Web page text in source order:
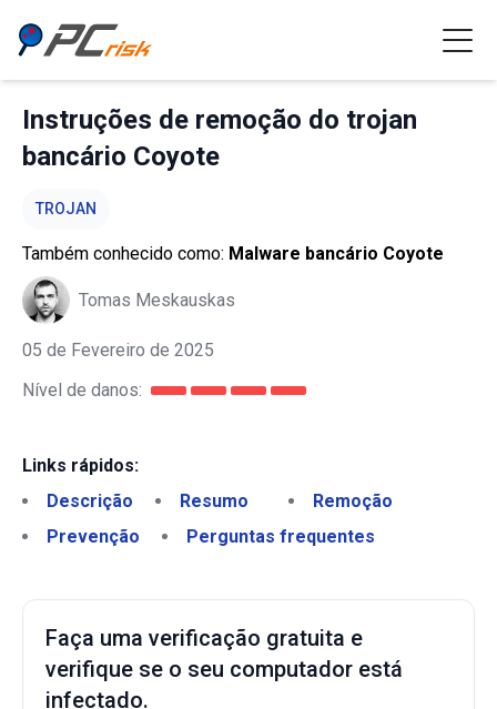
Instruções de remoção do trojan
bancário Coyote
TROJAN
Também conhecido como: Malware bancário Coyote
Tomas Meskauskas
05 de Fevereiro de 2025
Nível de danos:
Links rápidos:
Descrição
Resumo
Remoção
Prevenção
Perguntas frequentes
Faça uma verificação gratuita e
verifique se o seu computador está
infectado.